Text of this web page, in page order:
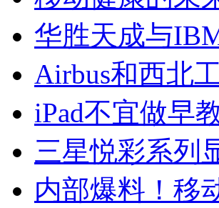
华胜天成与
Airbus和西北
iPad不宜做早
三星悦彩系列
内部爆料！移